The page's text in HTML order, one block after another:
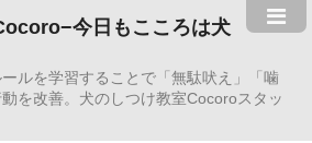
今日もこころは犬
ルを学習することで「無駄吠え」「噛
を改善。犬のしつけ教室Cocoroスタッ